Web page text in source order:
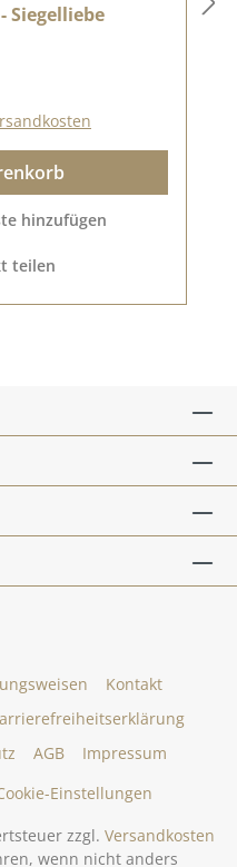
Siegelliebe
hinzufügen
teilen
Kontakt
AGB
Impressum
Einstellungen
zzgl. Versandkosten
wenn nicht anders